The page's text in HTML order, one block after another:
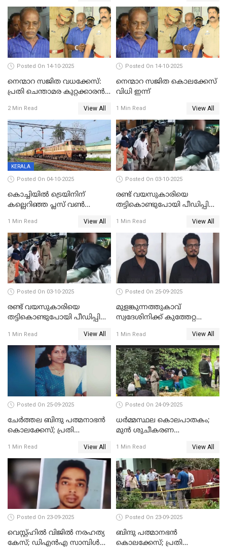
Posted On 14-10-2025
നെന്മാറ സജിത വധക്കേസ്:
പ്രതി ചെന്താമര കുറ്റക്കാരൻ,
നടത്തിയത്
ഇരട്ടക്കൊലപാതകം
2 Min Read View All
Posted On 14-10-2025
നെന്മാറ സജിത കൊലക്കേസ്
വിധി ഇന്ന്
1 Min Read View All
KERALA
Posted On 04-10-2025
കൊച്ചിയില്‍ ട്രെയിനിന്
കല്ലെറിഞ്ഞ പ്ലസ് വൺ
കല്ലേറിൽ അഗ്നിരക്ഷാസേന
ഉദ്യോഗസ്ഥന് പരിക്കേറ്റിരുന്നു
1 Min Read View All
Posted On 03-10-2025
രണ്ട് വയസുകാരിയെ
തട്ടികൊണ്ടുപോയി പീഡിപ്പിച്ച
തടവ്
1 Min Read View All
Posted On 03-10-2025
രണ്ട് വയസുകാരിയെ
തട്ടികൊണ്ടുപോയി പീഡിപ്പിച്ച
1 Min Read View All
Posted On 25-09-2025
മുളങ്കുന്നത്തുകാവ്
സ്വദേശിനിക്ക് കുത്തേറ്റ
ജോസഫ് പിടിയില്‍
1 Min Read View All
Posted On 25-09-2025
ചേർത്തല ബിന്ദു പത്മനാഭൻ
കൊലക്കേസ്; പ്രതി
1 Min Read View All
Posted On 24-09-2025
ധർമ്മസ്ഥല കൊലപാതകം;
മുൻ ശുചീകരണ
രേഖപ്പെടുത്തും
1 Min Read View All
Posted On 23-09-2025
വെസ്റ്റ്ഹിൽ വിജിൽ നരഹത്യ
കേസ്; ഡിഎൻഎ സാമ്പിൾ
Posted On 23-09-2025
ബിന്ദു പത്മാനഭന്‍
കൊലക്കേസ്; പ്രതി